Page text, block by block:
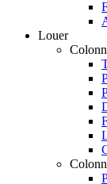
Louer